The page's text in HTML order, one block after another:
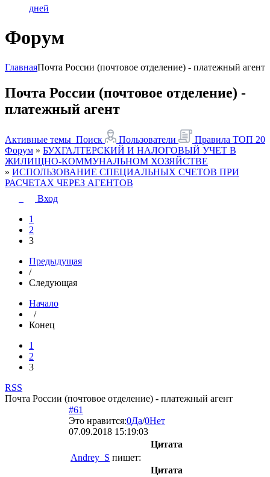
дней
Форум
ГлавнаяПочта России (почтовое отделение) - платежный агент
Почта России (почтовое отделение) -
платежный агент
Активные темы Поиск Пользователи Правила ТОП 20
Форум » БУХГАЛТЕРСКИЙ И НАЛОГОВЫЙ УЧЕТ В
ЖИЛИЩНО-КОММУНАЛЬНОМ ХОЗЯЙСТВЕ
» ИСПОЛЬЗОВАНИЕ СПЕЦИАЛЬНЫХ СЧЕТОВ ПРИ
РАСЧЕТАХ ЧЕРЕЗ АГЕНТОВ
Вход
1
2
3
Предыдущая
/
Следующая
Начало
/
Конец
1
2
3
RSS
Почта России (почтовое отделение) - платежный агент
#61
Это нравится:0Да/0Нет
07.09.2018 15:19:03
Цитата
Andrey_S пишет:
Цитата